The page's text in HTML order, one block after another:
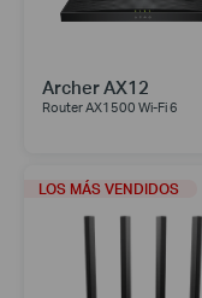
Archer AX12
Router AX1500 Wi-Fi 6
LOS MÁS VENDIDOS